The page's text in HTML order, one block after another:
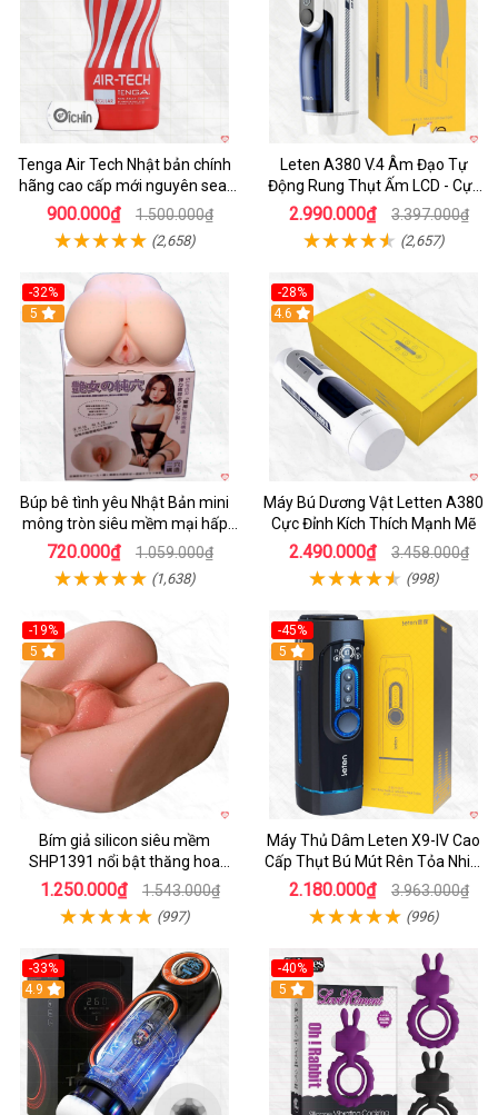
Tenga Air Tech Nhật bản chính
hãng cao cấp mới nguyên seal
giá tốt
900.000₫ 1.500.000₫
(2,658)
Leten A380 V.4 Âm Đạo Tự
Động Rung Thụt Ấm LCD - Cực
Phê
2.990.000₫ 3.397.000₫
(2,657)
-32%
Hot
5
Búp bê tình yêu Nhật Bản mini
mông tròn siêu mềm mại hấp
dẫn
720.000₫ 1.059.000₫
(1,638)
-28%
Hot
4.6
Máy Bú Dương Vật Letten A380
Cực Đỉnh Kích Thích Mạnh Mẽ
2.490.000₫ 3.458.000₫
(998)
-19%
Hot
5
Bím giả silicon siêu mềm
SHP1391 nổi bật thăng hoa
hoàn hảo
1.250.000₫ 1.543.000₫
(997)
-45%
Hot
5
Máy Thủ Dâm Leten X9-IV Cao
Cấp Thụt Bú Mút Rên Tỏa Nhiệt
Sạc Pin
2.180.000₫ 3.963.000₫
(996)
-33%
Hot
4.9
-40%
5